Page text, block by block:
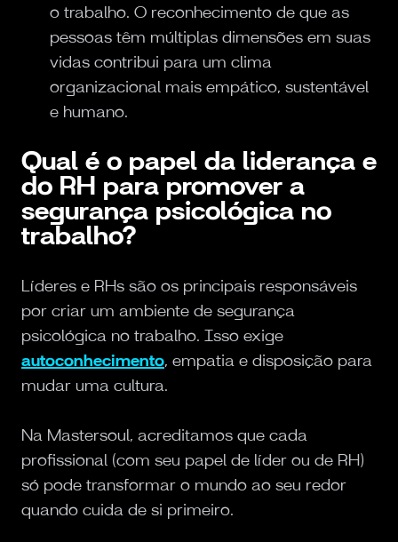
o trabalho. O reconhecimento de que as
pessoas têm múltiplas dimensões em suas
vidas contribui para um clima
organizacional mais empático, sustentável
e humano.
Qual é o papel da liderança e
do RH para promover a
segurança psicológica no
trabalho?
Líderes e RHs são os principais responsáveis
por criar um ambiente de segurança
psicológica no trabalho. Isso exige
autoconhecimento, empatia e disposição para
mudar uma cultura.
Na Mastersoul, acreditamos que cada
profissional (com seu papel de líder ou de RH)
só pode transformar o mundo ao seu redor
quando cuida de si primeiro.